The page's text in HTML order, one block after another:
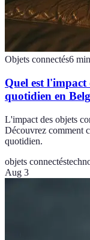
Objets connectés6 min
Quel est l'impact
quotidien en
L'impact des objets
Découvrez comment
quotidien.
objets connectés
Aug 3